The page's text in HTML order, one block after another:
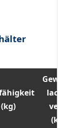
(kg)
lack. /
verz.
(kg)